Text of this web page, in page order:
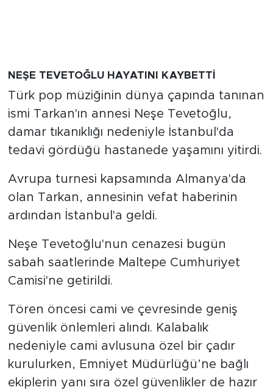
NEŞE TEVETOĞLU HAYATINI KAYBETTİ
Türk pop müziğinin dünya çapında tanınan
ismi Tarkan'ın annesi Neşe Tevetoğlu,
damar tıkanıklığı nedeniyle İstanbul'da
tedavi gördüğü hastanede yaşamını yitirdi.
Avrupa turnesi kapsamında Almanya'da
olan Tarkan, annesinin vefat haberinin
ardından İstanbul'a geldi.
Neşe Tevetoğlu'nun cenazesi bugün
sabah saatlerinde Maltepe Cumhuriyet
Camisi'ne getirildi.
Tören öncesi cami ve çevresinde geniş
güvenlik önlemleri alındı. Kalabalık
nedeniyle cami avlusuna özel bir çadır
kurulurken, Emniyet Müdürlüğü’ne bağlı
ekiplerin yanı sıra özel güvenlikler de hazır